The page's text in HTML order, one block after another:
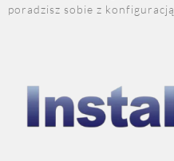
poradzisz sobie z konfiguracją.